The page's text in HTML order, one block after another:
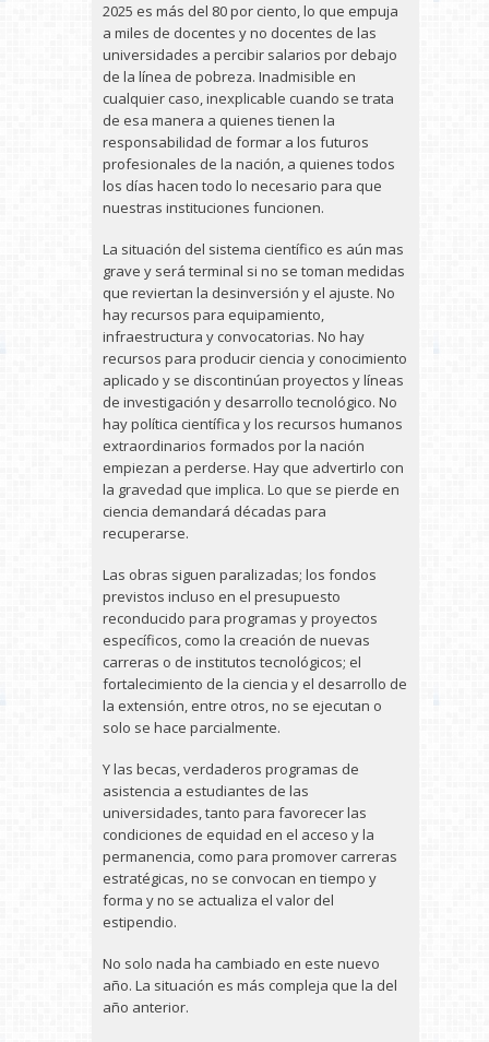
2025 es más del 80 por ciento, lo que empuja
a miles de docentes y no docentes de las
universidades a percibir salarios por debajo
de la línea de pobreza. Inadmisible en
cualquier caso, inexplicable cuando se trata
de esa manera a quienes tienen la
responsabilidad de formar a los futuros
profesionales de la nación, a quienes todos
los días hacen todo lo necesario para que
nuestras instituciones funcionen.
La situación del sistema científico es aún mas
grave y será terminal si no se toman medidas
que reviertan la desinversión y el ajuste. No
hay recursos para equipamiento,
infraestructura y convocatorias. No hay
recursos para producir ciencia y conocimiento
aplicado y se discontinúan proyectos y líneas
de investigación y desarrollo tecnológico. No
hay política científica y los recursos humanos
extraordinarios formados por la nación
empiezan a perderse. Hay que advertirlo con
la gravedad que implica. Lo que se pierde en
ciencia demandará décadas para
recuperarse.
Las obras siguen paralizadas; los fondos
previstos incluso en el presupuesto
reconducido para programas y proyectos
específicos, como la creación de nuevas
carreras o de institutos tecnológicos; el
fortalecimiento de la ciencia y el desarrollo de
la extensión, entre otros, no se ejecutan o
solo se hace parcialmente.
Y las becas, verdaderos programas de
asistencia a estudiantes de las
universidades, tanto para favorecer las
condiciones de equidad en el acceso y la
permanencia, como para promover carreras
estratégicas, no se convocan en tiempo y
forma y no se actualiza el valor del
estipendio.
No solo nada ha cambiado en este nuevo
año. La situación es más compleja que la del
año anterior.